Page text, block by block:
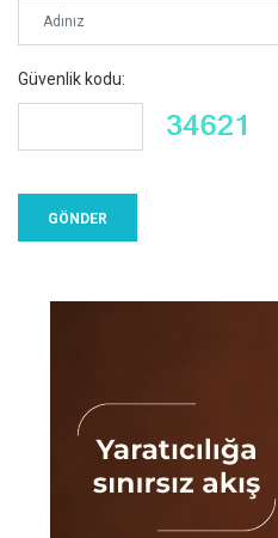
Güvenlik kodu: